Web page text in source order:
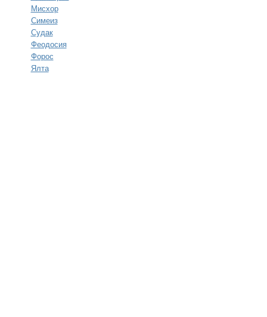
Мисхор
Симеиз
Судак
Феодосия
Форос
Ялта